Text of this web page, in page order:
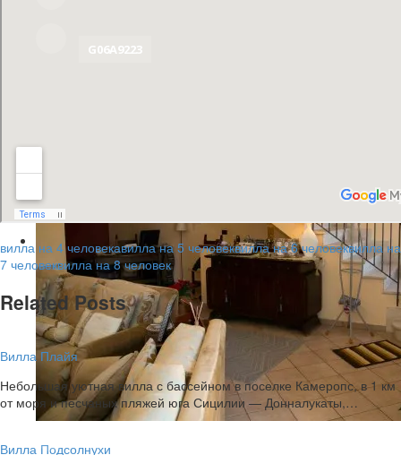
G06A9223
вилла на 4 человекавилла на 5 человеквилла на 6 человеквилла на
7 человеквилла на 8 человек
Related Posts
Вилла Плайя
Небольшая уютная вилла с бассейном в поселке Камеропс, в 1 км
от моря и песчаных пляжей юга Сицилии — Донналукаты,…
Вилла Подсолнухи